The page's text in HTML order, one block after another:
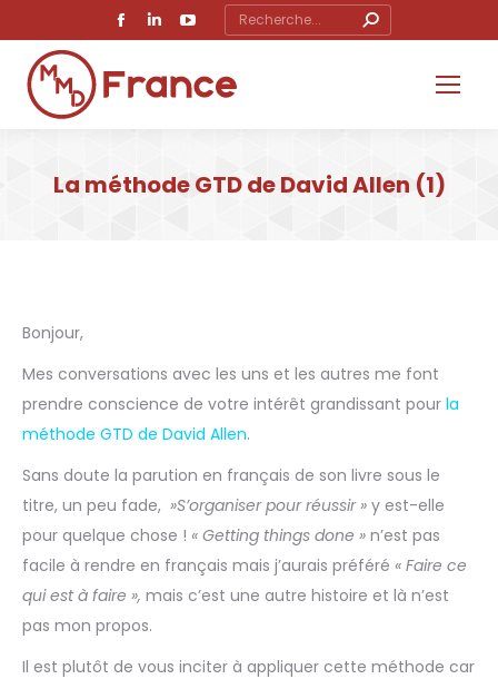
Facebook
opens
new
LinkedIn
opens
YouTube
opens
Search:
La méthode GTD de David Allen (1)
Bonjour,
Mes conversations avec les uns et les autres me font
prendre conscience de votre intérêt grandissant pour la
méthode GTD de David Allen.
Sans doute la parution en français de son livre sous le
titre, un peu fade, »S’organiser pour réussir » y est-elle
pour quelque chose ! « Getting things done » n’est pas
facile à rendre en français mais j’aurais préféré « Faire ce
qui est à faire », mais c’est une autre histoire et là n’est
pas mon propos.
Il est plutôt de vous inciter à appliquer cette méthode car